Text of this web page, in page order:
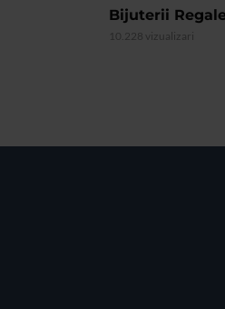
Bijuterii
10.228 vizualizari